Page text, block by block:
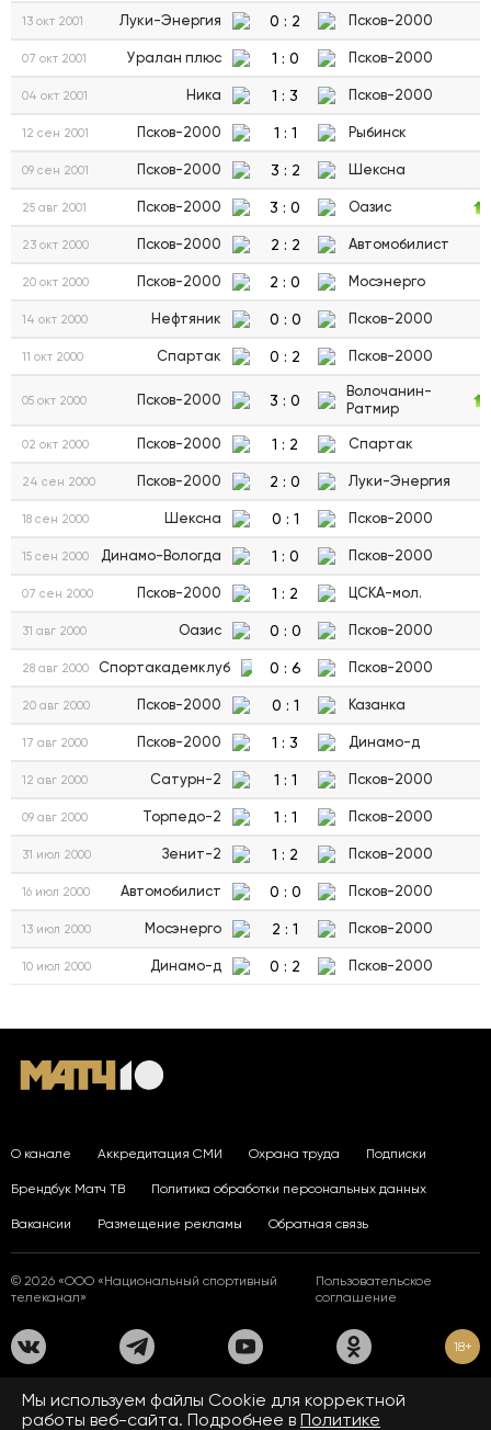
13 окт 2001 Луки-Энергия 0 : 2 Псков-2000
07 окт 2001 Уралан плюс 1 : 0 Псков-2000
04 окт 2001 Ника 1 : 3 Псков-2000
12 сен 2001 Псков-2000 1 : 1 Рыбинск
09 сен 2001 Псков-2000 3 : 2 Шексна
25 авг 2001 Псков-2000 3 : 0 Оазис
23 окт 2000 Псков-2000 2 : 2 Автомобилист
20 окт 2000 Псков-2000 2 : 0 Мосэнерго
14 окт 2000 Нефтяник 0 : 0 Псков-2000
11 окт 2000 Спартак 0 : 2 Псков-2000
05 окт 2000 Псков-2000 3 : 0
Волочанин-
Ратмир
02 окт 2000 Псков-2000 1 : 2 Спартак
24 сен 2000 Псков-2000 2 : 0 Луки-Энергия
18 сен 2000 Шексна 0 : 1 Псков-2000
15 сен 2000 Динамо-Вологда 1 : 0 Псков-2000
07 сен 2000 Псков-2000 1 : 2 ЦСКА-мол.
31 авг 2000 Оазис 0 : 0 Псков-2000
28 авг 2000 Спортакадемклуб 0 : 6 Псков-2000
20 авг 2000 Псков-2000 0 : 1 Казанка
17 авг 2000 Псков-2000 1 : 3 Динамо-д
12 авг 2000 Сатурн-2 1 : 1 Псков-2000
09 авг 2000 Торпедо-2 1 : 1 Псков-2000
31 июл 2000 Зенит-2 1 : 2 Псков-2000
16 июл 2000 Автомобилист 0 : 0 Псков-2000
13 июл 2000 Мосэнерго 2 : 1 Псков-2000
10 июл 2000 Динамо-д 0 : 2 Псков-2000
О канале Аккредитация СМИ Охрана труда Подписки
Брендбук Матч ТВ Политика обработки персональных данных
Вакансии Размещение рекламы Обратная связь
© 2026 «ООО «Национальный спортивный
телеканал»
Пользовательское
соглашение
18+
На сайте применяются рекомендательные технологии. Подробнее
Правилах применения рекомендательных технологий.
Мы используем файлы Сookie для корректной
работы веб-сайта. Подробнее в Политике